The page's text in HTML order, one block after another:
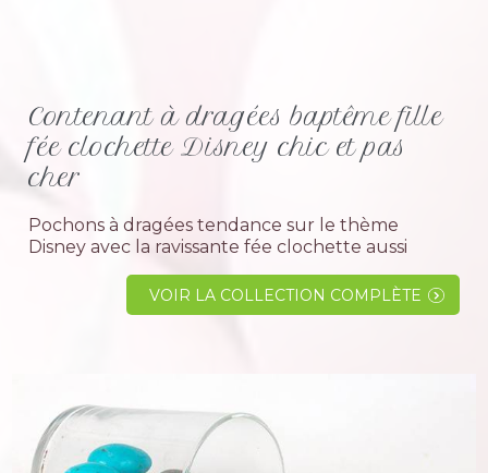
Contenant à dragées baptême fille
fée clochette Disney chic et pas
cher
Pochons à dragées tendance sur le thème
Disney avec la ravissante fée clochette aussi
pour Disney. Choisir cette décoration pour un
évènement...
VOIR LA COLLECTION COMPLÈTE